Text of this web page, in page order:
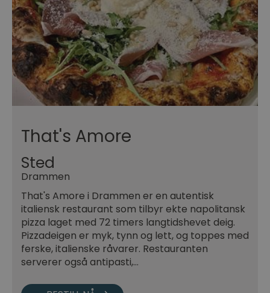
That's Amore
Sted
Drammen
That's Amore i Drammen er en autentisk
italiensk restaurant som tilbyr ekte napolitansk
pizza laget med 72 timers langtidshevet deig.
Pizzadeigen er myk, tynn og lett, og toppes med
ferske, italienske råvarer. Restauranten
serverer også antipasti,…